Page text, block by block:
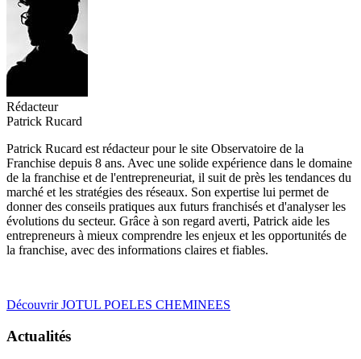
Rédacteur
Patrick Rucard
Patrick Rucard est rédacteur pour le site Observatoire de la
Franchise depuis 8 ans. Avec une solide expérience dans le domaine
de la franchise et de l'entrepreneuriat, il suit de près les tendances du
marché et les stratégies des réseaux. Son expertise lui permet de
donner des conseils pratiques aux futurs franchisés et d'analyser les
évolutions du secteur. Grâce à son regard averti, Patrick aide les
entrepreneurs à mieux comprendre les enjeux et les opportunités de
la franchise, avec des informations claires et fiables.
Découvrir JOTUL POELES CHEMINEES
Actualités